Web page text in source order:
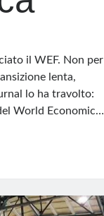
il WEF. Non per
lenta,
lo ha travolto:
World Economic…